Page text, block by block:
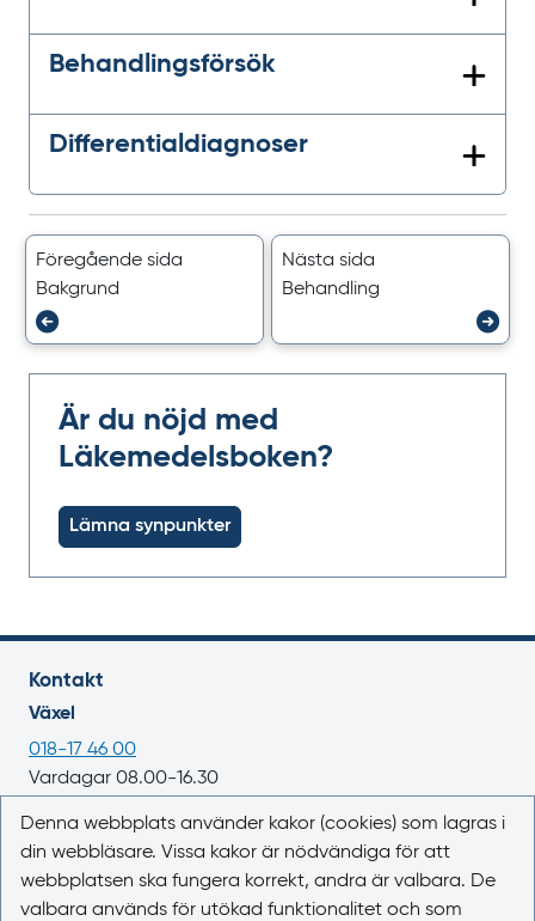
Behandlingsförsök
Differentialdiagnoser
Föregående sida
Bakgrund
Nästa sida
Behandling
Är du nöjd med
Läkemedelsboken?
Lämna synpunkter
Kontakt
Växel
018-17 46 00
Vardagar 08.00-16.30
E-post
registrator@lakemedelsverket.se
Om webbplatsen
Denna webbplats använder kakor (cookies) som lagras i
din webbläsare. Vissa kakor är nödvändiga för att
webbplatsen ska fungera korrekt, andra är valbara. De
valbara används för utökad funktionalitet och som